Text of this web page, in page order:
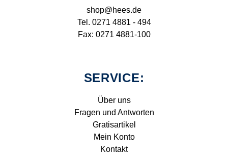
shop@hees.de
Tel. 0271 4881 - 494
Fax: 0271 4881-100
SERVICE:
Über uns
Fragen und Antworten
Gratisartikel
Mein Konto
Kontakt